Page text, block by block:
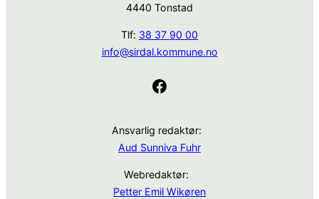
4440 Tonstad
Tlf: 38 37 90 00
info@sirdal.kommune.no
Facebook
Ansvarlig redaktør:
Aud Sunniva Fuhr
Webredaktør:
Petter Emil Wikøren